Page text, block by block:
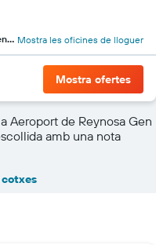
Una oficina a Aeroport de Reynosa Gen Lucio Blanco Mostra les oficines de lloguer
Mostra ofertes
Aeroport de Reynosa Gen
amb una nota